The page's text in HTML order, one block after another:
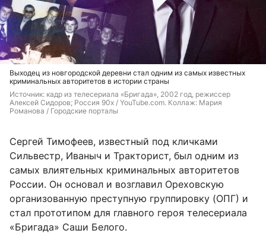
Выходец из новгородской деревни стал одним из самых известных
криминальных авторитетов в истории страны
Источник: кадр из телесериала «Бригада», 2002 год, режиссер
Алексей Сидоров; Россия 90х / YouTube.com. Коллаж: Мария
Романова / Городские порталы
Сергей Тимофеев, известный под кличками
Сильвестр, Иваныч и Тракторист, был одним из
самых влиятельных криминальных авторитетов
России. Он основал и возглавил Ореховскую
организованную преступную группировку (ОПГ) и
стал прототипом для главного героя телесериала
«Бригада» Саши Белого.